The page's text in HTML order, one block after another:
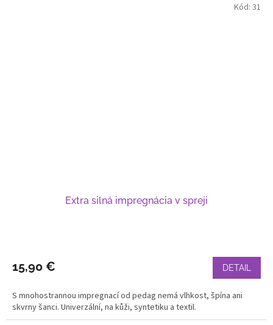
Extra silná impregnácia v spreji
15,90 € DETAIL
S mnohostrannou impregnací od pedag nemá vlhkost, špína ani
skvrny šanci. Univerzální, na kůži, syntetiku a textil.
Kód: 31